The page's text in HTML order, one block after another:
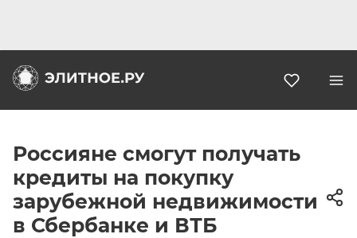
Россияне смогут получать
кредиты на покупку
зарубежной недвижимости
в Сбербанке и ВТБ